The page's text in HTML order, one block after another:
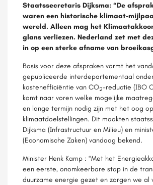
Staatssecretaris Dijksma: “De
waren een historische klimaat-
wereld. Alleen mag het
glans verliezen. Nederland zet met
in op een sterke afname van
Basis voor deze afspraken vormt het
gepubliceerde interdepartementaal
kostenefficiëntie van CO2-reductie (IBO
komt naar voren welke mogelijke
en lange termijn nodig zijn met het oog
klimaatdoelstellingen. Dit maakten
Dijksma (Infrastructuur en Milieu) en
(Economische Zaken) vandaag bekend.
Minister Henk Kamp : “Met het
een eerste, onomkeerbare stap in de
duurzame energie gezet en zorgen we al